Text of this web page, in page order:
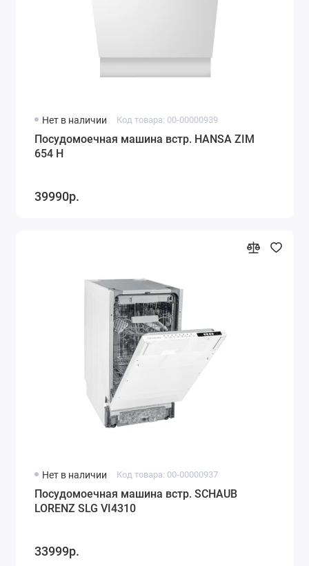
Нет в наличии Код товара: 00-00000939
Посудомоечная машина встр. HANSA ZIM
654 H
39990р.
Нет в наличии Код товара: 00-00000937
Посудомоечная машина встр. SCHAUB
LORENZ SLG VI4310
33999р.